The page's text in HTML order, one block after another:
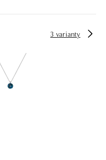
3 varianty